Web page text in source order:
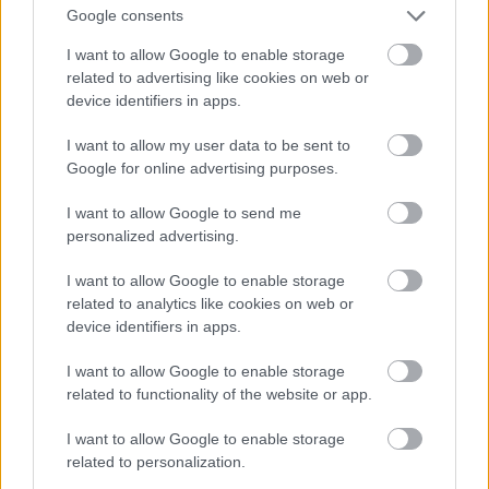
Google consents
I want to allow Google to enable storage
related to advertising like cookies on web or
device identifiers in apps.
I want to allow my user data to be sent to
Google for online advertising purposes.
I want to allow Google to send me
personalized advertising.
I want to allow Google to enable storage
related to analytics like cookies on web or
device identifiers in apps.
I want to allow Google to enable storage
related to functionality of the website or app.
I want to allow Google to enable storage
related to personalization.
korrekt: mivel sok mindent nem tudunk ezert csak az
alapelveket irom le.
Az alapitvanyt letrehozzak az alapitok, akik
meghatarozzak a nemes celt, amiert az alapitvany
elkezdheti a mukodeset. A cegbirosag elvileg meg is
nezheti, hogy elegendo-e az indulo vagyon a
mukodes elkezdesehez. Ha ugy telalja, hogy nem,
akkor nem jegyzi be. Az alapitvany csak a bejegyzese
utan nyulhat a sajat penzehez... addig ugyanis a
bankban zarolva van.
Az alapitvany vegezhet vallakozoi tevekenyseget
(peldaul megveheti az IKEA aruhazakat es
uzemeltetheti, de a nyereseget a sajat, nemes
celjaira kell forditania. Ellentetben egy kft-vel pl,
ahol a tulajdonosnak kifizeti osztaleknak.
adomanyokbol vettek, ha pl . nem allt meg az indulo
vagyon a rendelkezesukre.